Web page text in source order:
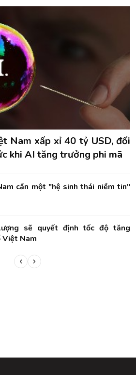
Nam xấp xỉ 40 tỷ USD, đối
khi AI tăng trưởng phi mã
cần một "hệ sinh thái niềm tin"
sẽ quyết định tốc độ tăng
Nam